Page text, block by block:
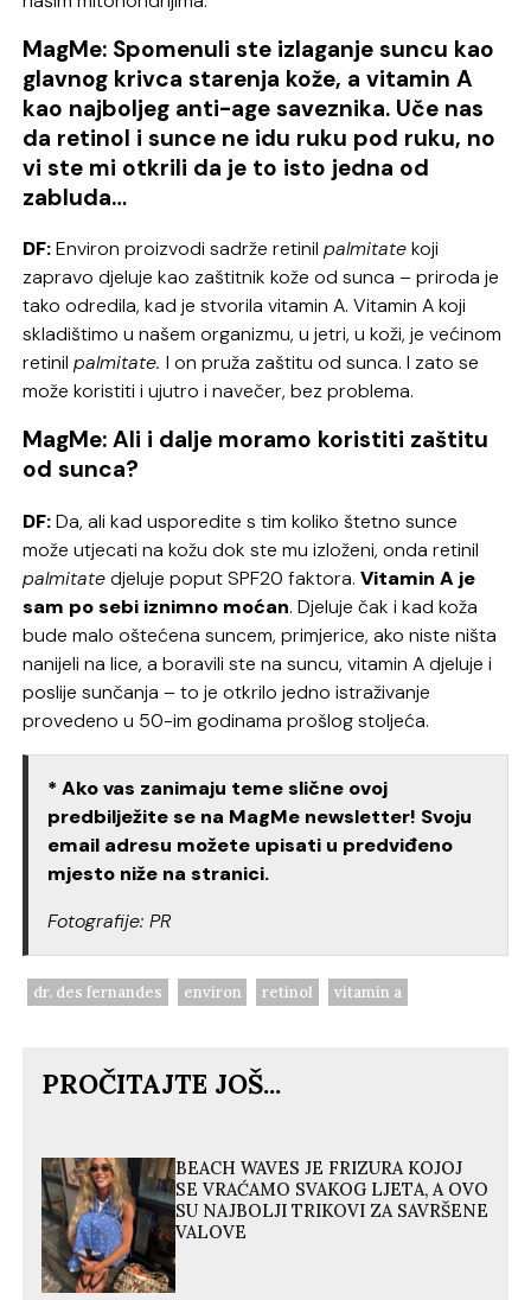
MagMe: Spomenuli ste izlaganje suncu kao
glavnog krivca starenja kože, a vitamin A
kao najboljeg anti-age saveznika. Uče nas
da retinol i sunce ne idu ruku pod ruku, no
vi ste mi otkrili da je to isto jedna od
zabluda…
DF:Environ proizvodi sadrže retinilpalmitatekoji
zapravo djeluje kao zaštitnik kože od sunca – priroda je
tako odredila, kad je stvorila vitamin A. Vitamin A koji
skladištimo u našem organizmu, u jetri, u koži, je većinom
retinilpalmitate.I on pruža zaštitu od sunca. I zato se
može koristiti i ujutro i navečer, bez problema.
MagMe: Ali i dalje moramo koristiti zaštitu
od sunca?
DF:Da, ali kad usporedite s tim koliko štetno sunce
može utjecati na kožu dok ste mu izloženi, onda retinil
palmitatedjeluje poput SPF20 faktora.Vitamin A je
sam po sebi iznimno moćan. Djeluje čak i kad koža
bude malo oštećena suncem, primjerice, ako niste ništa
nanijeli na lice, a boravili ste na suncu, vitamin A djeluje i
poslije sunčanja – to je otkrilo jedno istraživanje
provedeno u 50-im godinama prošlog stoljeća.
* Ako vas zanimaju teme slične ovoj
predbilježite se na MagMe newsletter! Svoju
email adresu možete upisati u predviđeno
mjesto niže na stranici.
Fotografije: PR
dr. des fernandes environ retinol vitamin a
PROČITAJTE JOŠ...
BEACH WAVES JE FRIZURA KOJOJ
SE VRAĆAMO SVAKOG LJETA, A OVO
SU NAJBOLJI TRIKOVI ZA SAVRŠENE
VALOVE